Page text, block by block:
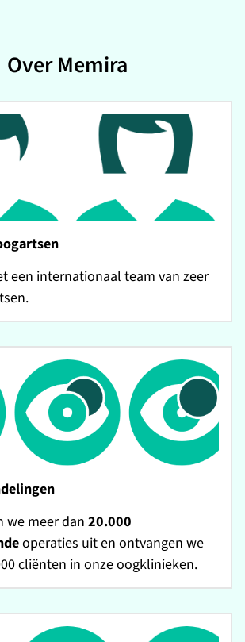
Over Memira
een internationaal team van zeer
we meer dan 20.000
operaties uit en ontvangen we
cliënten in onze oogklinieken.